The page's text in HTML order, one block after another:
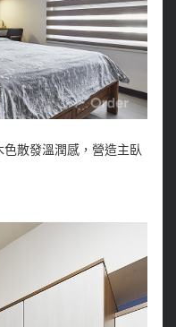
散發溫潤感，營造主臥